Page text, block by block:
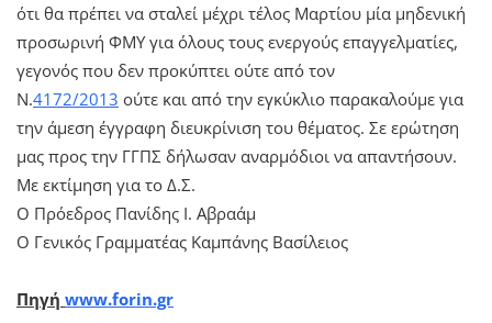
ότι θα πρέπει να σταλεί μέχρι τέλος Μαρτίου μία μηδενική
προσωρινή ΦΜΥ για όλους τους ενεργούς επαγγελματίες,
γεγονός που δεν προκύπτει ούτε από τον
Ν.4172/2013 ούτε και από την εγκύκλιο παρακαλούμε για
την άμεση έγγραφη διευκρίνιση του θέματος. Σε ερώτηση
μας προς την ΓΓΠΣ δήλωσαν αναρμόδιοι να απαντήσουν.
Με εκτίμηση για το Δ.Σ.
Ο Πρόεδρος Πανίδης Ι. Αβραάμ
Ο Γενικός Γραμματέας Καμπάνης Βασίλειος
Πηγή www.forin.gr